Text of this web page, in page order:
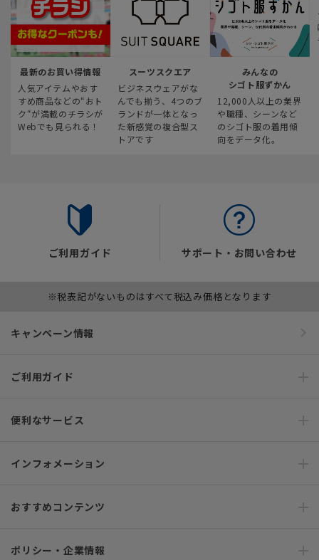
最新のお買い得情報
人気アイテムやおす
すめ商品などの“おト
ク“が満載のチラシが
Webでも見られる！
スーツスクエア
ビジネスウェアがな
んでも揃う、4つのブ
ランドが一体となっ
た新感覚の複合型ス
トアです
みんなの
シゴト服ずかん
12,000人以上の業界
や職種、シーンなど
のシゴト服の着用傾
向をデータ化。
ご利用ガイド サポート・お問い合わせ
※税表記がないものはすべて税込み価格となります
キャンペーン情報
ご利用ガイド
便利なサービス
インフォメーション
おすすめコンテンツ
ポリシー・企業情報